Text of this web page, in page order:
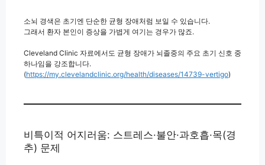
소뇌 경색은 초기엔 단순한 균형 장애처럼 보일 수 있습니다.
그래서 환자 본인이 증상을 가볍게 여기는 경우가 많죠.
Cleveland Clinic 자료에서도 균형 장애가 뇌졸중의 주요 초기 신호 중
하나임을 강조합니다.
(https://my.clevelandclinic.org/health/diseases/14739-vertigo)
비특이적 어지러움: 스트레스·불안·과호흡·목(경
추) 문제